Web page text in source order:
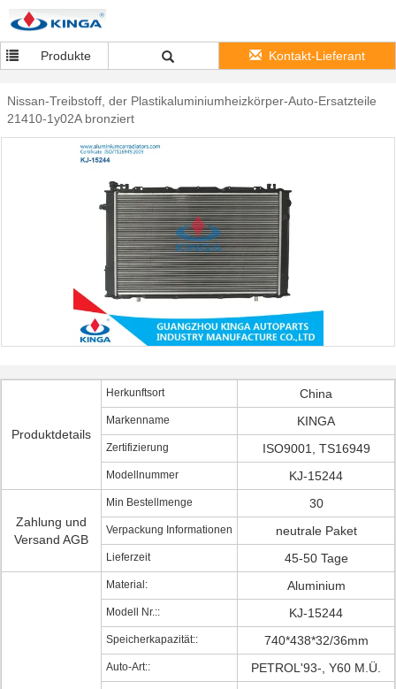
Produkte Kontakt-Lieferant
Nissan-Treibstoff, der Plastikaluminiumheizkörper-Auto-Ersatzteile
21410-1y02A bronziert
Produktdetails
Herkunftsort China
Markenname KINGA
Zertifizierung ISO9001, TS16949
Modellnummer KJ-15244
Zahlung und
Versand AGB
Min Bestellmenge 30
Verpackung Informationen neutrale Paket
Lieferzeit 45-50 Tage
Material: Aluminium
Modell Nr.:: KJ-15244
Speicherkapazität:: 740*438*32/36mm
Auto-Art:: PETROL'93-, Y60 M.Ü.